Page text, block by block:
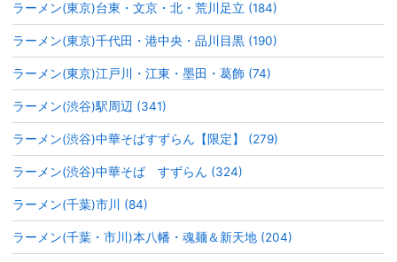
ラーメン(東京)台東・文京・北・荒川足立 (184)
ラーメン(東京)千代田・港中央・品川目黒 (190)
ラーメン(東京)江戸川・江東・墨田・葛飾 (74)
ラーメン(渋谷)駅周辺 (341)
ラーメン(渋谷)中華そばすずらん【限定】 (279)
ラーメン(渋谷)中華そば すずらん (324)
ラーメン(千葉)市川 (84)
ラーメン(千葉・市川)本八幡・魂麺＆新天地 (204)